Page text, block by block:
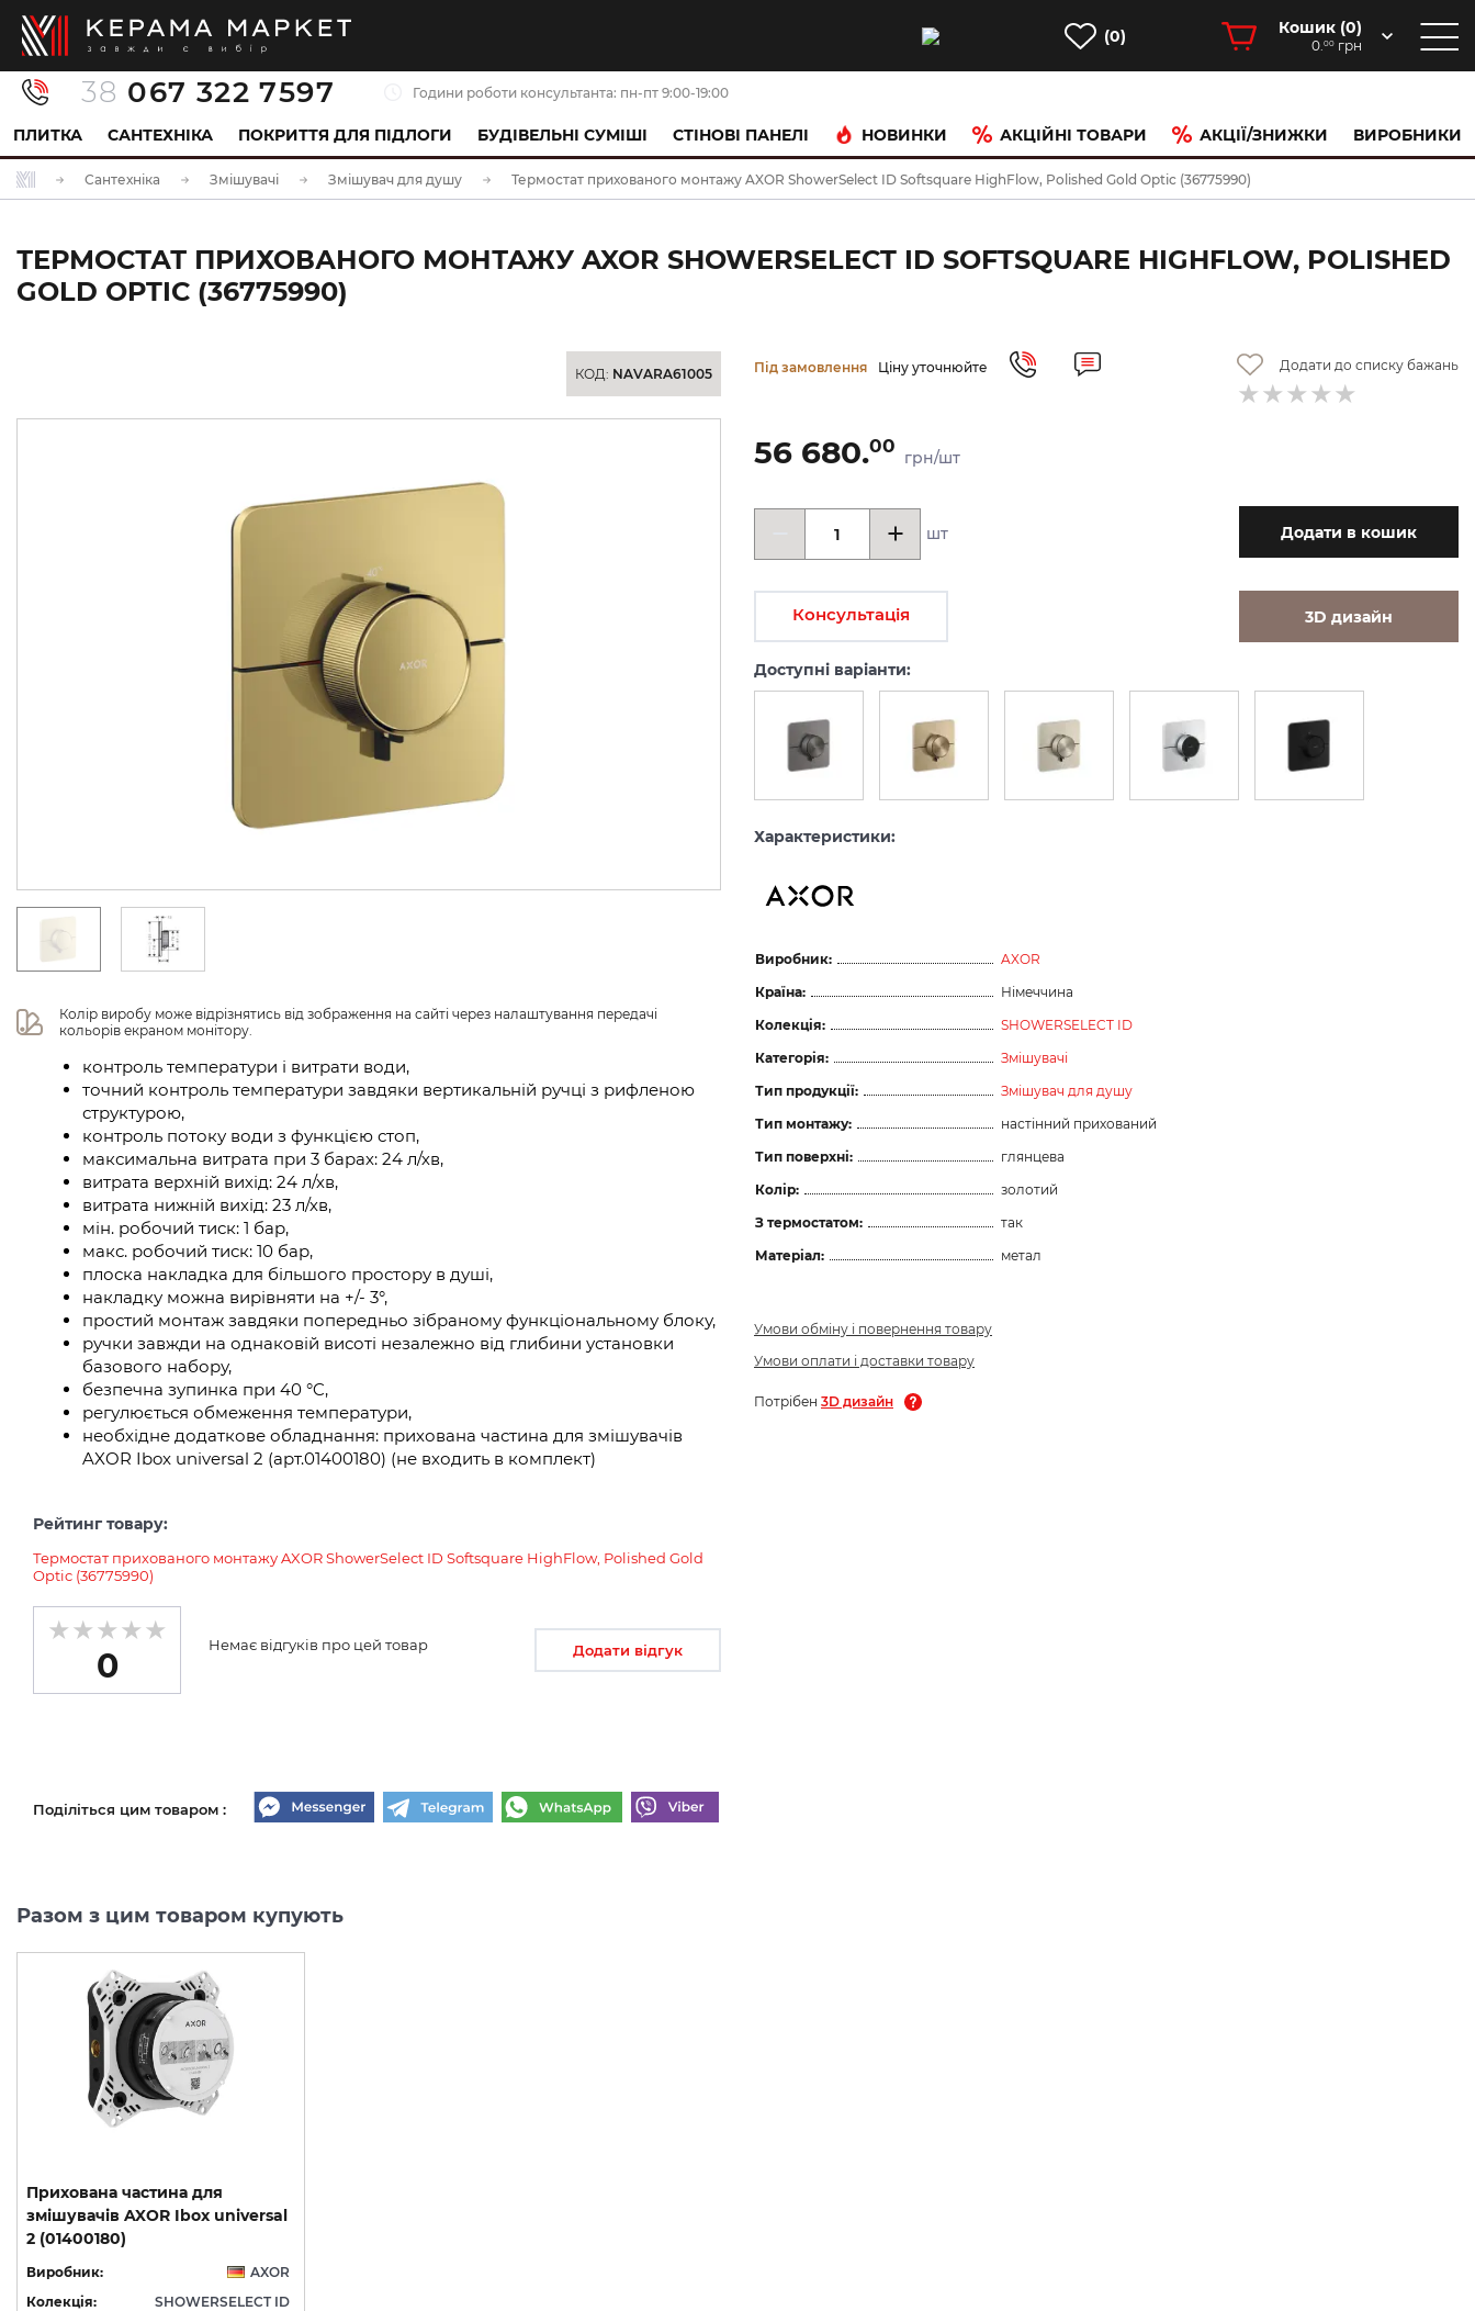
(0) Кошик (0)
0.00 грн
38 067 322 7597 Години роботи консультанта: пн-пт 9:00-19:00
ПЛИТКА САНТЕХНІКА ПОКРИТТЯ ДЛЯ ПІДЛОГИ БУДІВЕЛЬНІ СУМІШІ CТІНОВІ ПАНЕЛІ НОВИНКИ АКЦІЙНІ ТОВАРИ АКЦІЇ/ЗНИЖКИ ВИРОБНИКИ
Сантехніка Змішувачі Змішувач для душу Термостат прихованого монтажу AXOR ShowerSelect ID Softsquare HighFlow, Polished Gold Optic (36775990)
ТЕРМОСТАТ ПРИХОВАНОГО МОНТАЖУ AXOR SHOWERSELECT ID SOFTSQUARE HIGHFLOW, POLISHED
GOLD OPTIC (36775990)
КОД: NAVARA61005
Колір виробу може відрізнятись від зображення на сайті через налаштування передачі
кольорів екраном монітору.
контроль температури і витрати води,
точний контроль температури завдяки вертикальній ручці з рифленою
структурою,
контроль потоку води з функцією стоп,
максимальна витрата при 3 барах: 24 л/хв,
витрата верхній вихід: 24 л/хв,
витрата нижній вихід: 23 л/хв,
мін. робочий тиск: 1 бар,
макс. робочий тиск: 10 бар,
плоска накладка для більшого простору в душі,
накладку можна вирівняти на +/- 3°,
простий монтаж завдяки попередньо зібраному функціональному блоку,
ручки завжди на однаковій висоті незалежно від глибини установки
базового набору,
безпечна зупинка при 40 °C,
регулюється обмеження температури,
необхідне додаткове обладнання: прихована частина для змішувачів
AXOR Ibox universal 2 (арт.01400180) (не входить в комплект)
Під замовлення Ціну уточнюйте Додати до списку бажань
56 680.00
грн/шт
шт Додати в кошик
Консультація 3D дизайн
Доступні варіанти:
Характеристики:
Виробник:
AXOR
Країна:
Німеччина
Колекція:
SHOWERSELECT ID
Категорія:
Змішувачі
Тип продукції:
Змішувач для душу
Тип монтажу:
настінний прихований
Тип поверхні:
глянцева
Колір:
золотий
З термостатом:
так
Матеріал:
метал
Умови обміну і повернення товару
Умови оплати і доставки товару
Потрібен 3D дизайн
Рейтинг товару:
Термостат прихованого монтажу AXOR ShowerSelect ID Softsquare HighFlow, Polished Gold
Optic (36775990)
0
Немає відгуків про цей товар Додати відгук
Поділіться цим товаром :
Разом з цим товаром купують
Прихована частина для
змішувачів AXOR Ibox universal
2 (01400180)
Виробник:
AXOR
Колекція:
SHOWERSELECT ID